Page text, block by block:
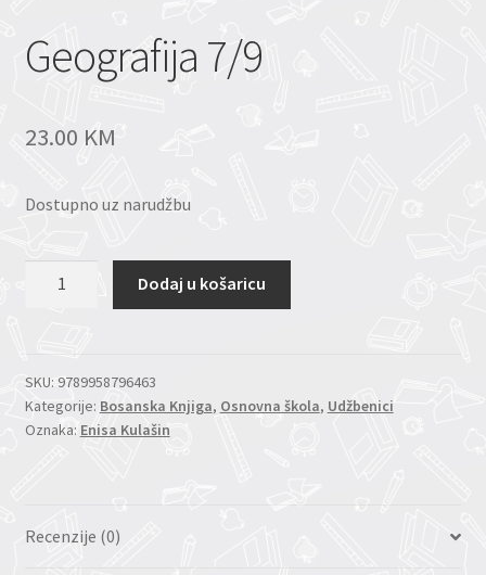
Geografija 7/9
23.00 KM
Dostupno uz narudžbu
Dodaj u košaricu
SKU: 9789958796463
Kategorije: Bosanska Knjiga, Osnovna škola, Udžbenici
Oznaka: Enisa Kulašin
Recenzije (0)